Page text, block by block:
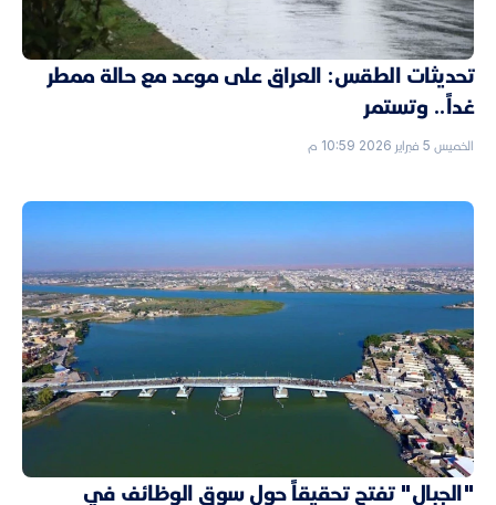
تحديثات الطقس: العراق على موعد مع حالة ممطر
غداً.. وتستمر
الخميس 5 فبراير 2026 10:59 م
"الجبال" تفتح تحقيقاً حول سوق الوظائف في